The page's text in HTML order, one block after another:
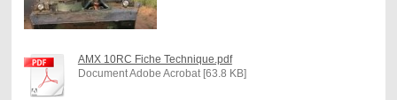
AMX 10RC Fiche Technique.pdf
Document Adobe Acrobat [63.8 KB]